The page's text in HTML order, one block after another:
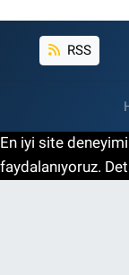
RSS
En iyi site
faydalanıyoruz.